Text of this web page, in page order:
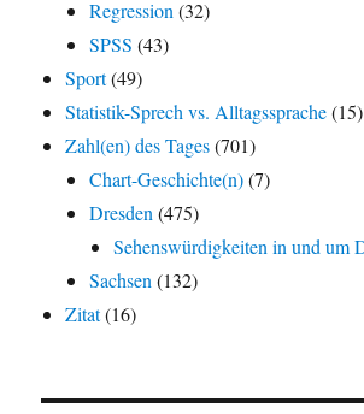
Regression (32)
SPSS (43)
Sport(49)
Statistik-Sprech vs. Alltagssprache(15)
Zahl(en) des Tages(701)
Chart-Geschichte(n)(7)
Dresden (475)
Sehenswürdigkeiten in und um
Sachsen (132)
Zitat(16)